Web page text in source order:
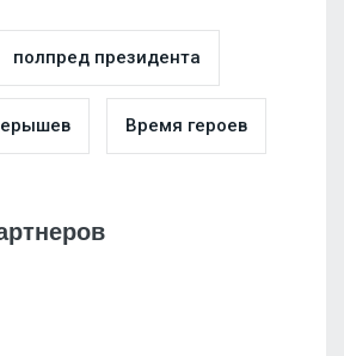
полпред президента
Время героев